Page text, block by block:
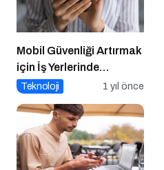
Mobil Güvenliği Artırmak
için İş Yerlerinde
Alınabilecek 8 Temel
Teknoloji 1 yıl önce